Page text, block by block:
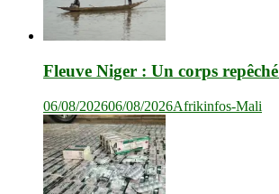
Fleuve Niger : Un corps
06/08/202606/08/2026Afrikinfos-Mali